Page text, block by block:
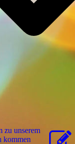
zu unserem
kommen